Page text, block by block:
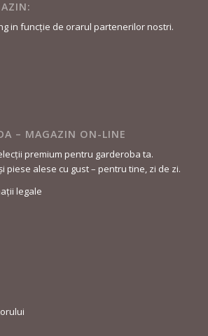
in funcție de orarul partenerilor nostri.
– MAGAZIN ON-LINE
premium pentru garderoba ta.
piese alese cu gust – pentru tine, zi de zi.
legale